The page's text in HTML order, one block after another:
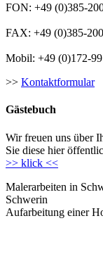
FON: +49 (0)385-
FAX: +49 (0)385-
Mobil: +49 (0)172-
>> Kontaktformular
Gästebuch
Wir freuen uns über
Sie diese hier
>> klick <<
Malerarbeiten in
Schwerin
Aufarbeitung einer